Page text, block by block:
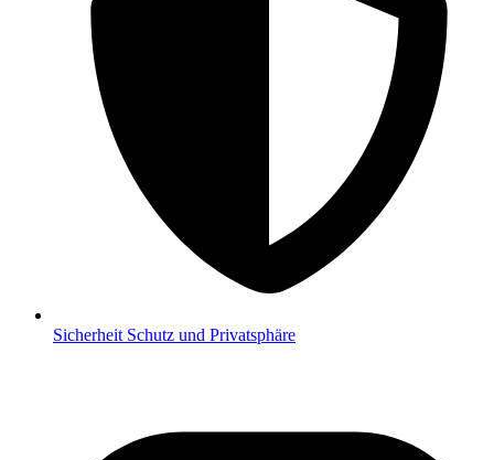
Sicherheit Schutz und Privatsphäre